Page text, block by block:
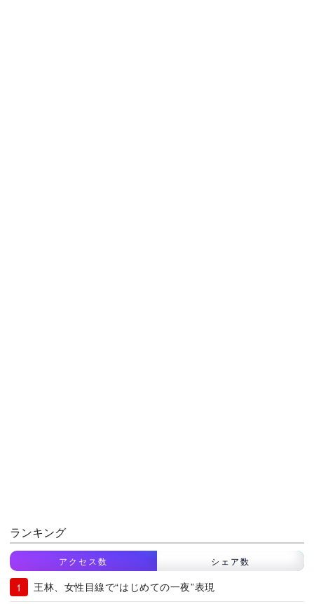
ランキング
アクセス数 シェア数
王林、女性目線で“はじめての一夜”表現